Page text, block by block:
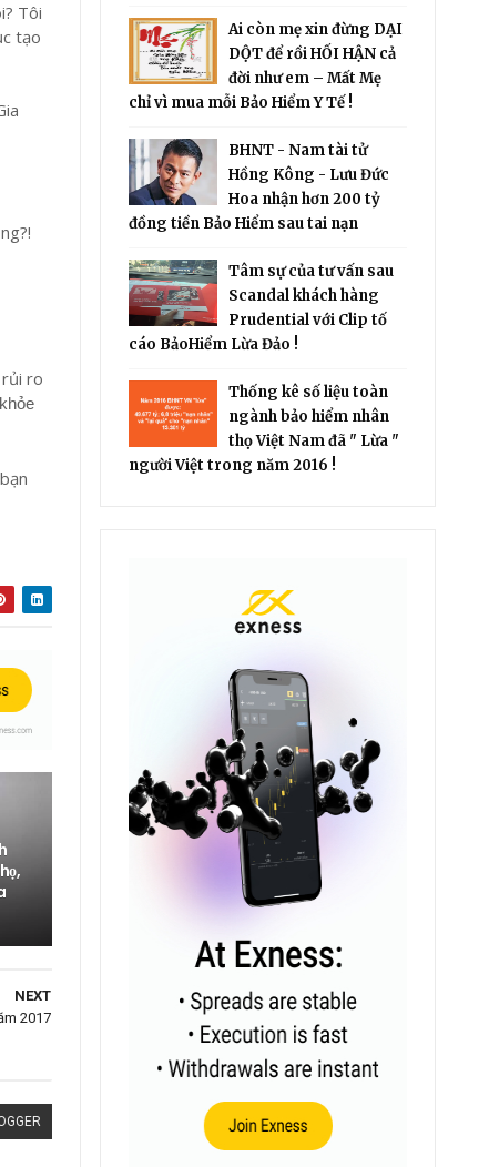
Tôi
tạo
ro
NEXT
2017
Ai còn mẹ xin đừng DẠI
DỘT để rồi HỐI HẬN cả
đời như em – Mất Mẹ
chỉ vì mua mỗi Bảo Hiểm Y Tế !
BHNT - Nam tài tử
Hồng Kông - Lưu Đức
Hoa nhận hơn 200 tỷ
đồng tiền Bảo Hiểm sau tai nạn
Tâm sự của tư vấn sau
Scandal khách hàng
Prudential với Clip tố
cáo BảoHiểm Lừa Đảo !
Thống kê số liệu toàn
ngành bảo hiểm nhân
thọ Việt Nam đã " Lừa "
người Việt trong năm 2016 !